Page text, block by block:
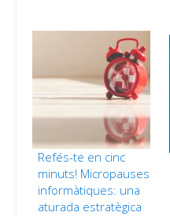
Refés-te en cinc
minuts! Micropauses
informàtiques: una
aturada estratègica